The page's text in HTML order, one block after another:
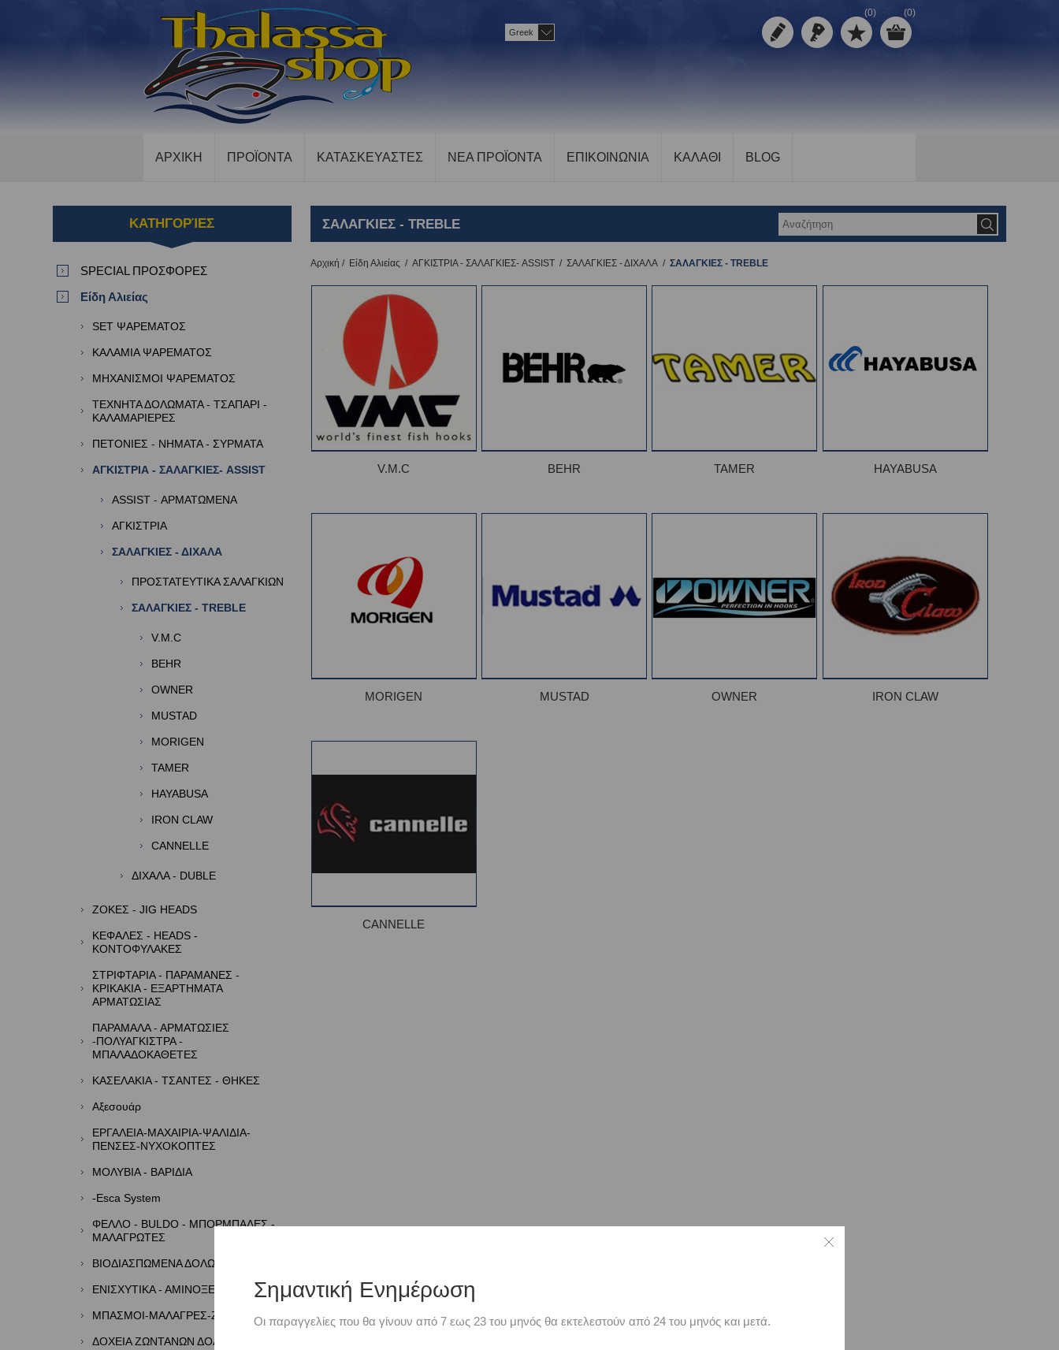
(0) (0)
Greek
ΑΡΧΙΚΗ ΠΡΟΪΟΝΤΑ ΚΑΤΑΣΚΕΥΑΣΤΕΣ ΝΕΑ ΠΡΟΪΟΝΤΑ ΕΠΙΚΟΙΝΩΝΙΑ ΚΑΛΑΘΙ BLOG
ΣΑΛΑΓΚΙΕΣ - TREBLE
Αρχική / Είδη Αλιείας / ΑΓΚΙΣΤΡΙΑ - ΣΑΛΑΓΚΙΕΣ- ASSIST / ΣΑΛΑΓΚΙΕΣ - ΔΙΧΑΛΑ / ΣΑΛΑΓΚΙΕΣ - TREBLE
V.M.C BEHR TAMER HAYABUSA
MORIGEN MUSTAD OWNER IRON CLAW
CANNELLE
ΚΑΤΗΓΟΡΊΕΣ
SPECIAL ΠΡΟΣΦΟΡΕΣ
Είδη Αλιείας
SET ΨΑΡΕΜΑΤΟΣ
ΚΑΛΑΜΙΑ ΨΑΡΕΜΑΤΟΣ
ΜΗΧΑΝΙΣΜΟΙ ΨΑΡΕΜΑΤΟΣ
ΤΕΧΝΗΤΑ ΔΟΛΩΜΑΤΑ - ΤΣΑΠΑΡΙ -
ΚΑΛΑΜΑΡΙΕΡΕΣ
ΠΕΤΟΝΙΕΣ - ΝΗΜΑΤΑ - ΣΥΡΜΑΤΑ
ΑΓΚΙΣΤΡΙΑ - ΣΑΛΑΓΚΙΕΣ- ASSIST
ASSIST - ΑΡΜΑΤΩΜΕΝΑ
ΑΓΚΙΣΤΡΙΑ
ΣΑΛΑΓΚΙΕΣ - ΔΙΧΑΛΑ
ΠΡΟΣΤΑΤΕΥΤΙΚΑ ΣΑΛΑΓΚΙΩΝ
ΣΑΛΑΓΚΙΕΣ - TREBLE
V.M.C
BEHR
OWNER
MUSTAD
MORIGEN
TAMER
HAYABUSA
IRON CLAW
CANNELLE
ΔΙΧΑΛΑ - DUBLE
ΖΟΚΕΣ - JIG HEADS
ΚΕΦΑΛΕΣ - HEADS -
ΚΟΝΤΟΦΥΛΑΚΕΣ
ΣΤΡΙΦΤΑΡΙΑ - ΠΑΡΑΜΑΝΕΣ -
ΚΡΙΚΑΚΙΑ - ΕΞΑΡΤΗΜΑΤΑ
ΑΡΜΑΤΩΣΙΑΣ
ΠΑΡΑΜΑΛΑ - ΑΡΜΑΤΩΣΙΕΣ
-ΠΟΛΥΑΓΚΙΣΤΡΑ -
ΜΠΑΛΑΔΟΚΑΘΕΤΕΣ
ΚΑΣΕΛΑΚΙΑ - ΤΣΑΝΤΕΣ - ΘΗΚΕΣ
Αξεσουάρ
ΕΡΓΑΛΕΙΑ-ΜΑΧΑΙΡΙΑ-ΨΑΛΙΔΙΑ-
ΠΕΝΣΕΣ-ΝΥΧΟΚΟΠΤΕΣ
ΜΟΛΥΒΙΑ - ΒΑΡΙΔΙΑ
-Esca System
ΦΕΛΛΟ - BULDO - ΜΠΟΡΜΠΑΔΕΣ -
ΜΑΛΑΓΡΩΤΕΣ
ΒΙΟΔΙΑΣΠΩΜΕΝΑ ΔΟΛΩΜΑΤΑ
ΕΝΙΣΧΥΤΙΚΑ - ΑΜΙΝΟΞΕΑ - ΑΡΩΜΑΤΑ
ΜΠΑΣΜΟΙ-ΜΑΛΑΓΡΕΣ-ΖΥΜΕΣ
ΔΟΧΕΙΑ ΖΩΝΤΑΝΩΝ ΔΟΛΩΜΑΤΩΝ
Σημαντική Ενημέρωση
Οι παραγγελίες που θα γίνουν από 7 εως 23 του μηνός θα εκτελεστούν από 24 του μηνός και μετά.